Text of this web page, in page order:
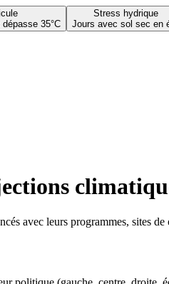
35°C
Stress hydrique
Jours avec sol sec en
avec leurs programmes, sites